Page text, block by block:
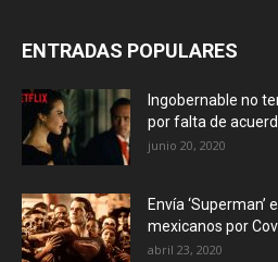
ENTRADAS POPULARES
Ingobernable no
por falta de
junio 20, 2020
Envía
mexicanos por
abril 23, 2020